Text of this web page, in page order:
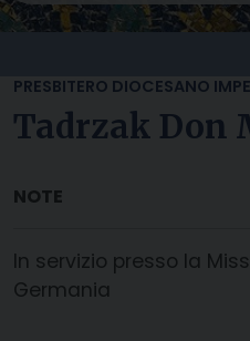
PRESBITERO DIOCESANO
Tadrzak Don
In servizio presso la
Germania